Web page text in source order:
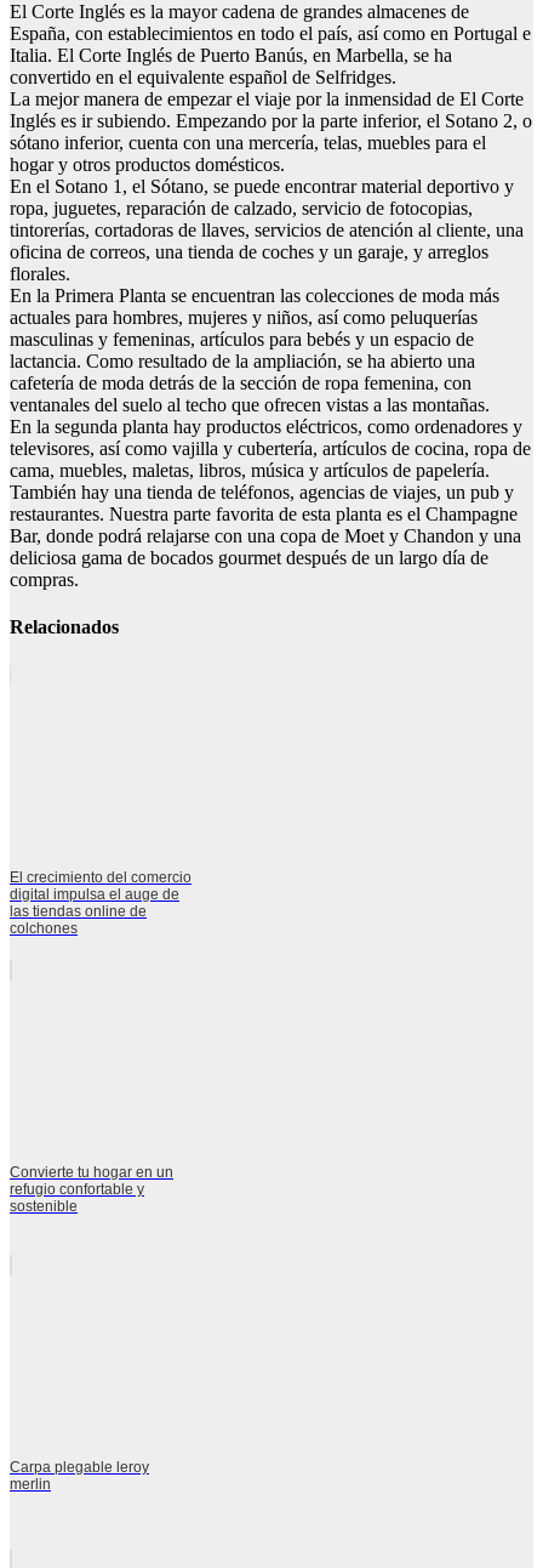
El Corte Inglés es la mayor cadena de grandes almacenes de
España, con establecimientos en todo el país, así como en Portugal e
Italia. El Corte Inglés de Puerto Banús, en Marbella, se ha
convertido en el equivalente español de Selfridges.
La mejor manera de empezar el viaje por la inmensidad de El Corte
Inglés es ir subiendo. Empezando por la parte inferior, el Sotano 2, o
sótano inferior, cuenta con una mercería, telas, muebles para el
hogar y otros productos domésticos.
En el Sotano 1, el Sótano, se puede encontrar material deportivo y
ropa, juguetes, reparación de calzado, servicio de fotocopias,
tintorerías, cortadoras de llaves, servicios de atención al cliente, una
oficina de correos, una tienda de coches y un garaje, y arreglos
florales.
En la Primera Planta se encuentran las colecciones de moda más
actuales para hombres, mujeres y niños, así como peluquerías
masculinas y femeninas, artículos para bebés y un espacio de
lactancia. Como resultado de la ampliación, se ha abierto una
cafetería de moda detrás de la sección de ropa femenina, con
ventanales del suelo al techo que ofrecen vistas a las montañas.
En la segunda planta hay productos eléctricos, como ordenadores y
televisores, así como vajilla y cubertería, artículos de cocina, ropa de
cama, muebles, maletas, libros, música y artículos de papelería.
También hay una tienda de teléfonos, agencias de viajes, un pub y
restaurantes. Nuestra parte favorita de esta planta es el Champagne
Bar, donde podrá relajarse con una copa de Moet y Chandon y una
deliciosa gama de bocados gourmet después de un largo día de
compras.
Relacionados
El crecimiento del comercio
digital impulsa el auge de
las tiendas online de
colchones
Convierte tu hogar en un
refugio confortable y
sostenible
Carpa plegable leroy
merlin